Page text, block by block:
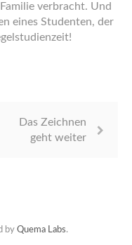
verbracht. Und
eines Studenten, der
Das Zeichnen
geht weiter
by Quema Labs.